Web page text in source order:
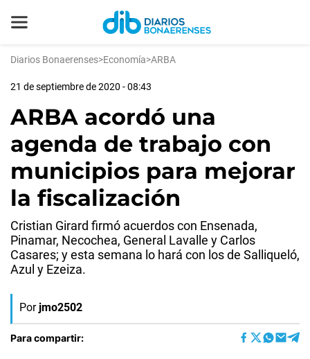
Diarios Bonaerenses>Economía>ARBA
21 de septiembre de 2020 - 08:43
ARBA acordó una
agenda de trabajo con
municipios para mejorar
la fiscalización
Cristian Girard firmó acuerdos con Ensenada,
Pinamar, Necochea, General Lavalle y Carlos
Casares; y esta semana lo hará con los de Salliqueló,
Azul y Ezeiza.
Por jmo2502
Para compartir: